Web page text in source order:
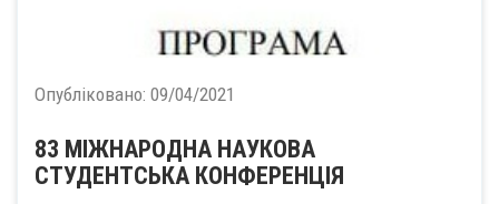
Опубліковано: 09/04/2021
83 МІЖНАРОДНА НАУКОВА
СТУДЕНТСЬКА КОНФЕРЕНЦІЯ